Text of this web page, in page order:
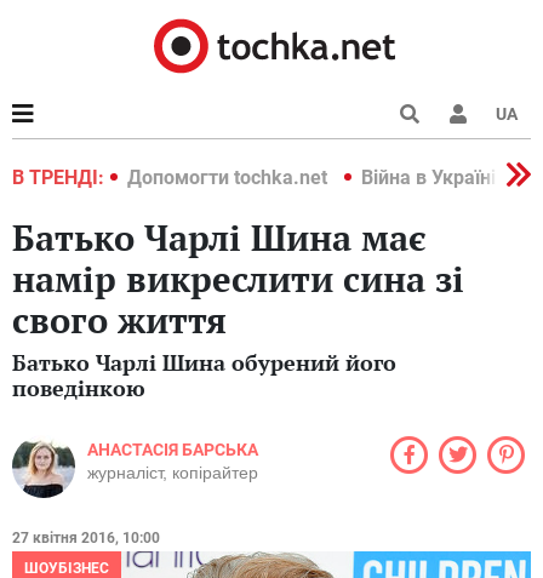
UA
В ТРЕНДІ:
2022 Допомогти tochka.net Війна в Україні 2022
Батько Чарлі Шина має
намір викреслити сина зі
свого життя
Батько Чарлі Шина обурений його
поведінкою
АНАСТАСІЯ БАРСЬКА
журналіст, копірайтер
27 квітня 2016, 10:00
ШОУБІЗНЕС